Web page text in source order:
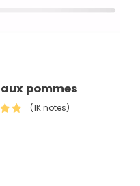
pommes
(1K notes)